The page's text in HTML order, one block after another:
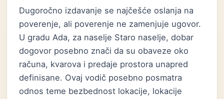
Dugoročno izdavanje se najčešće oslanja na
poverenje, ali poverenje ne zamenjuje ugovor.
U gradu Ada, za naselje Staro naselje, dobar
dogovor posebno znači da su obaveze oko
računa, kvarova i predaje prostora unapred
definisane. Ovaj vodič posebno posmatra
odnos teme bezbednost lokacije, lokacije